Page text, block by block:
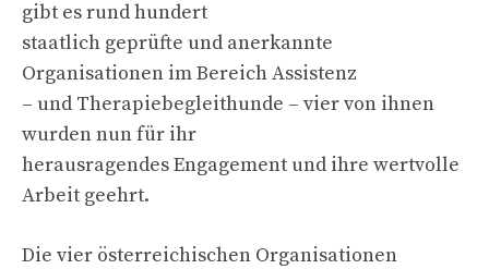
gibt es rund hundert
staatlich geprüfte und anerkannte
Organisationen im Bereich Assistenz
– und Therapiebegleithunde – vier von ihnen
wurden nun für ihr
herausragendes Engagement und ihre wertvolle
Arbeit geehrt.
Die vier österreichischen Organisationen